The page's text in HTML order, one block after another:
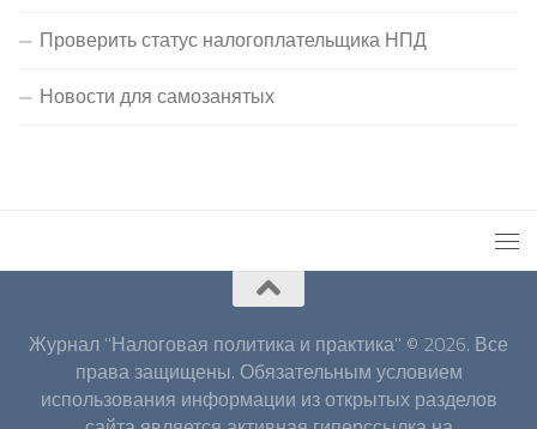
Проверить статус налогоплательщика НПД
Новости для самозанятых
Журнал "Налоговая политика и практика" © 2026. Все
права защищены. Обязательным условием
использования информации из открытых разделов